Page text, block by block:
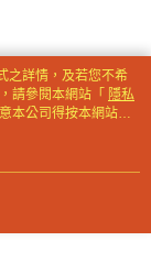
公司將視審查結果
惡意使用之情形，
取法律行動。
之詳情，及若您不希
請參閱本網站「 隱私
本公司得按本網站使